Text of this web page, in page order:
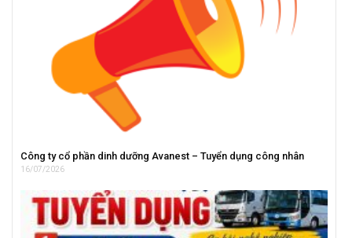
Công ty cổ phần dinh dưỡng Avanest – Tuyển dụng công nhân
16/07/2026